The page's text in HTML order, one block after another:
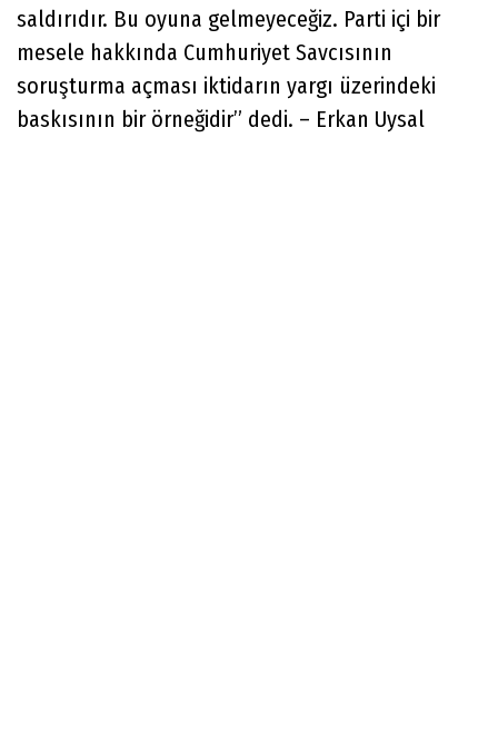
saldırıdır. Bu oyuna gelmeyeceğiz. Parti içi bir
mesele hakkında Cumhuriyet Savcısının
soruşturma açması iktidarın yargı üzerindeki
baskısının bir örneğidir” dedi. – Erkan Uysal